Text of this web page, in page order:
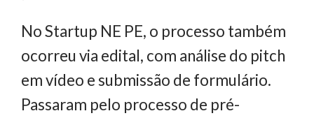
No Startup NE PE, o processo também
ocorreu via edital, com análise do pitch
em vídeo e submissão de formulário.
Passaram pelo processo de pré-